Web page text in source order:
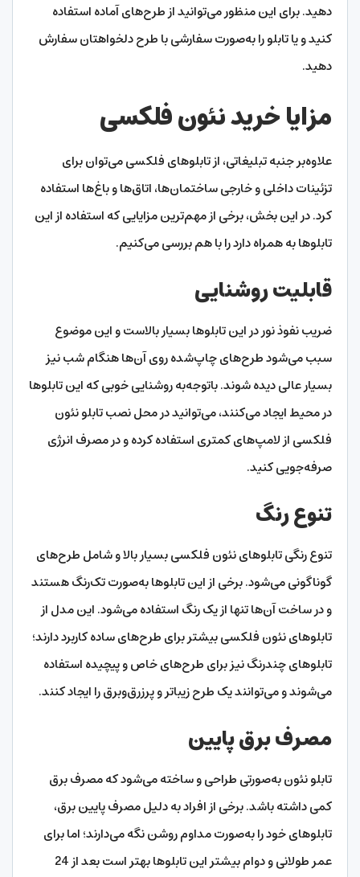
دهید. برای این منظور می‌توانید از طرح‌های آماده استفاده
کنید و یا تابلو را به‌صورت سفارشی با طرح دلخواهتان سفارش
دهید.
مزایا خرید نئون فلکسی
علاوه‌بر جنبه تبلیغاتی، از تابلوهای فلکسی می‌توان برای
تزئینات داخلی و خارجی ساختمان‌ها، اتاق‌ها و باغ‌ها استفاده
کرد. در این بخش، برخی از مهم‌ترین مزایایی که استفاده از این
تابلوها به همراه دارد را با هم بررسی می‌کنیم.
قابلیت روشنایی
ضریب نفوذ نور در این تابلوها بسیار بالاست و این موضوع
سبب می‌شود طرح‌های چاپ‌شده روی آن‌ها هنگام شب نیز
بسیار عالی دیده شوند. باتوجه‌به روشنایی خوبی که این تابلوها
در محیط ایجاد می‌کنند، می‌توانید در محل نصب تابلو نئون
فلکسی از لامپ‌های کمتری استفاده کرده و در مصرف انرژی
صرفه‌جویی کنید.
تنوع رنگ
تنوع رنگی تابلوهای نئون فلکسی بسیار بالا و شامل طرح‌های
گوناگونی می‌شود. برخی از این تابلوها به‌صورت تک‌رنگ هستند
و در ساخت آن‌ها تنها از یک رنگ استفاده می‌شود. این مدل از
تابلوهای نئون فلکسی بیشتر برای طرح‌های ساده کاربرد دارند؛
تابلوهای چندرنگ نیز برای طرح‌های خاص‌ و پیچیده استفاده
می‌شوند و می‌توانند یک طرح زیباتر و پرزرق‌وبرق را ایجاد کنند.
مصرف برق پایین
تابلو نئون به‌صورتی طراحی و ساخته می‌شود که مصرف برق
کمی داشته باشد. برخی از افراد به دلیل مصرف پایین برق،
تابلوهای خود را به‌صورت مداوم روشن نگه می‌دارند؛ اما برای
عمر طولانی و دوام بیشتر این تابلوها بهتر است بعد از 24